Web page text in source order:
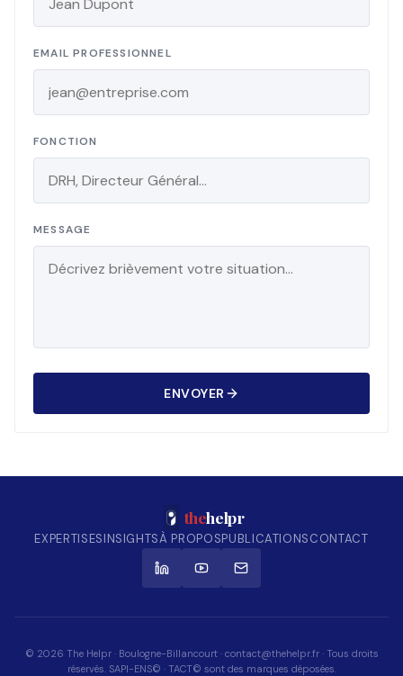
EMAIL PROFESSIONNEL
FONCTION
MESSAGE
ENVOYER
thehelpr
EXPERTISESINSIGHTSÀ PROPOSPUBLICATIONSCONTACT
© 2026 The Helpr · Boulogne-Billancourt · contact@thehelpr.fr · Tous droits
réservés. SAPI-ENS© · TACT© sont des marques déposées.